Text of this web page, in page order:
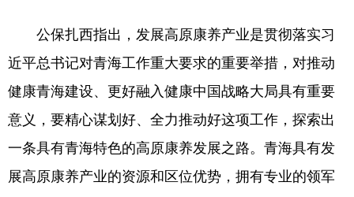
公保扎西指出，发展高原康养产业是贯彻落实习
近平总书记对青海工作重大要求的重要举措，对推动
健康青海建设、更好融入健康中国战略大局具有重要
意义，要精心谋划好、全力推动好这项工作，探索出
一条具有青海特色的高原康养发展之路。青海具有发
展高原康养产业的资源和区位优势，拥有专业的领军